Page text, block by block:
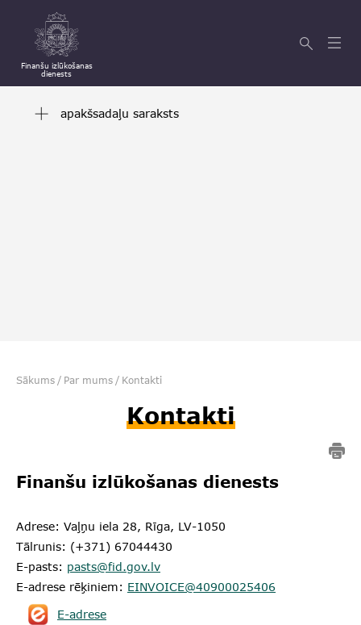
Finanšu izlūkošanas
dienests
apakšsadaļu saraksts
Sākums / Par mums / Kontakti
Kontakti
Finanšu izlūkošanas dienests
Adrese: Vaļņu iela 28, Rīga, LV-1050
Tālrunis: (+371) 67044430
E-pasts: pasts@fid.gov.lv
E-adrese rēķiniem: EINVOICE@40900025406
E-adrese